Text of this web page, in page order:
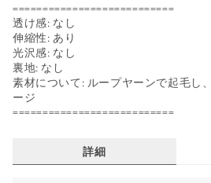
パンツ
スカート
シューズ
ファッション雑貨
===========================
透け感: なし
伸縮性: あり
光沢感: なし
裏地: なし
素材について: ループヤーンで起毛し
ージ
===========================
詳細